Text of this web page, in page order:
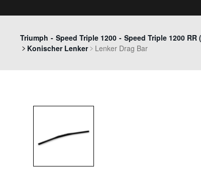
Triumph - Speed Triple 1200 - Speed Triple 1200 RR
Konischer Lenker
Lenker Drag Bar